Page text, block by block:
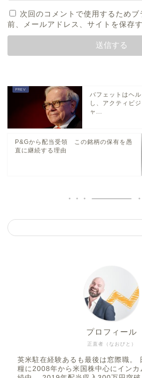
次回のコメントで使用するためブ
前、メールアドレス、サイトを保存す
バフェットはヘ
し、アクティビ
ャ...
P&Gから配当受領 この銘柄の保有を愚
直に継続する理由
正直者（なおびと）
プロフィール
英米駐在経験あるも最後は窓際職。
糧に2008年から米国株中心にインカ